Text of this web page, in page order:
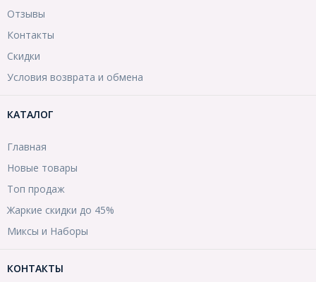
Отзывы
Контакты
Скидки
Условия возврата и обмена
КАТАЛОГ
Главная
Новые товары
Топ продаж
Жаркие скидки до 45%
Миксы и Наборы
КОНТАКТЫ